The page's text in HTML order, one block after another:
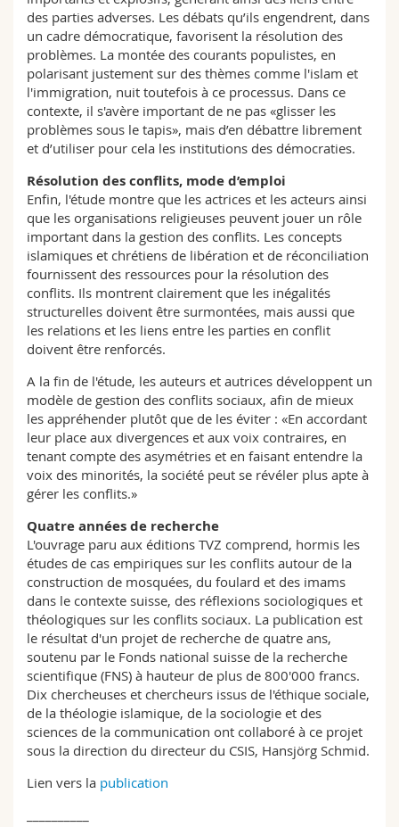
des parties adverses. Les débats qu’ils engendrent, dans
un cadre démocratique, favorisent la résolution des
problèmes. La montée des courants populistes, en
polarisant justement sur des thèmes comme l'islam et
l'immigration, nuit toutefois à ce processus. Dans ce
contexte, il s'avère important de ne pas «glisser les
problèmes sous le tapis», mais d’en débattre librement
et d’utiliser pour cela les institutions des démocraties.
Résolution des conflits, mode d’emploi
Enfin, l'étude montre que les actrices et les acteurs ainsi
que les organisations religieuses peuvent jouer un rôle
important dans la gestion des conflits. Les concepts
islamiques et chrétiens de libération et de réconciliation
fournissent des ressources pour la résolution des
conflits. Ils montrent clairement que les inégalités
structurelles doivent être surmontées, mais aussi que
les relations et les liens entre les parties en conflit
doivent être renforcés.
A la fin de l'étude, les auteurs et autrices développent un
modèle de gestion des conflits sociaux, afin de mieux
les appréhender plutôt que de les éviter : «En accordant
leur place aux divergences et aux voix contraires, en
tenant compte des asymétries et en faisant entendre la
voix des minorités, la société peut se révéler plus apte à
gérer les conflits.»
Quatre années de recherche
L'ouvrage paru aux éditions TVZ comprend, hormis les
études de cas empiriques sur les conflits autour de la
construction de mosquées, du foulard et des imams
dans le contexte suisse, des réflexions sociologiques et
théologiques sur les conflits sociaux. La publication est
le résultat d'un projet de recherche de quatre ans,
soutenu par le Fonds national suisse de la recherche
scientifique (FNS) à hauteur de plus de 800'000 francs.
Dix chercheuses et chercheurs issus de l'éthique sociale,
de la théologie islamique, de la sociologie et des
sciences de la communication ont collaboré à ce projet
sous la direction du directeur du CSIS, Hansjörg Schmid.
Lien vers la publication